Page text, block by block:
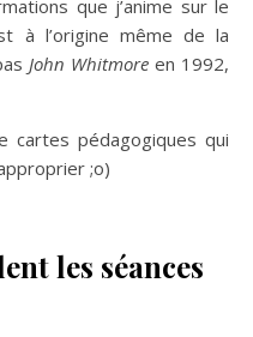
que j’anime sur le
à l’origine même de la
John Whitmore en 1992,
cartes pédagogiques qui
;o)
les séances